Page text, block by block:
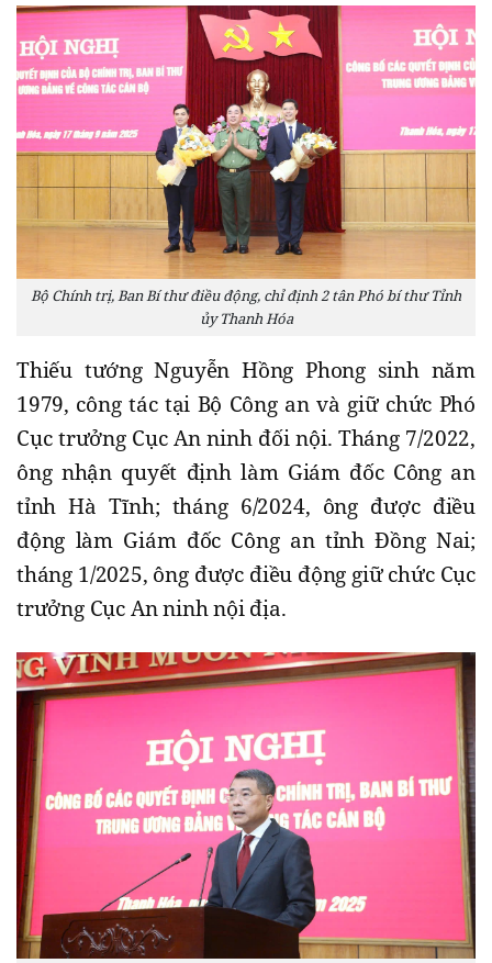
Bộ Chính trị, Ban Bí thư điều động, chỉ định 2 tân Phó bí thư Tỉnh
ủy Thanh Hóa
Thiếu tướng Nguyễn Hồng Phong sinh năm
1979, công tác tại Bộ Công an và giữ chức Phó
Cục trưởng Cục An ninh đối nội. Tháng 7/2022,
ông nhận quyết định làm Giám đốc Công an
tỉnh Hà Tĩnh; tháng 6/2024, ông được điều
động làm Giám đốc Công an tỉnh Đồng Nai;
tháng 1/2025, ông được điều động giữ chức Cục
trưởng Cục An ninh nội địa.